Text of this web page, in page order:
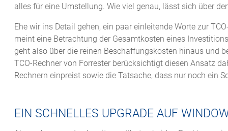
alles für eine Umstellung. Wie viel genau, lässt sich über
Ehe wir ins Detail gehen, ein paar einleitende Worte zur
meint eine Betrachtung der Gesamtkosten eines
geht also über die reinen Beschaffungskosten hinaus und
TCO-Rechner von Forrester berücksichtigt diesen Ansatz
Rechnern einpreist sowie die Tatsache, dass nur noch ein
EIN SCHNELLES UPGRADE AUF